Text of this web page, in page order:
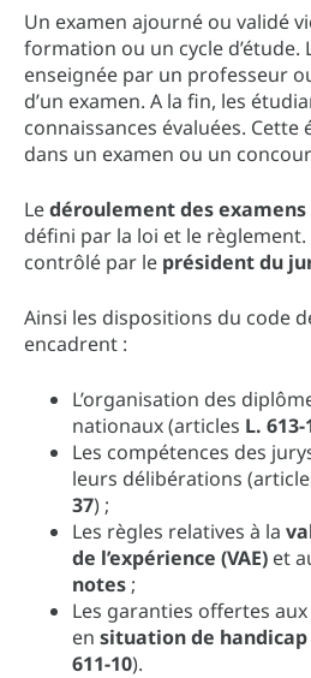
Un examen ajourné ou validé
formation ou un cycle d’étude.
enseignée par un professeur
d’un examen. A la fin, les
connaissances évaluées. Cette
dans un examen ou un
Ledéroulement des examens
défini par la loi et le
contrôlé par le président du
Ainsi les dispositions du code
encadrent :
L’organisation des
nationaux (articles L.
Les compétences des
leurs délibérations
37) ;
Les règles relatives à la
de l’expérience (VAE) et
notes ;
Les garanties offertes
en situation de handicap
611-10).